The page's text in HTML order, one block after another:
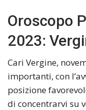
Oroscopo
2023:
Cari Vergine,
importanti, con
posizione
di concentrarvi su